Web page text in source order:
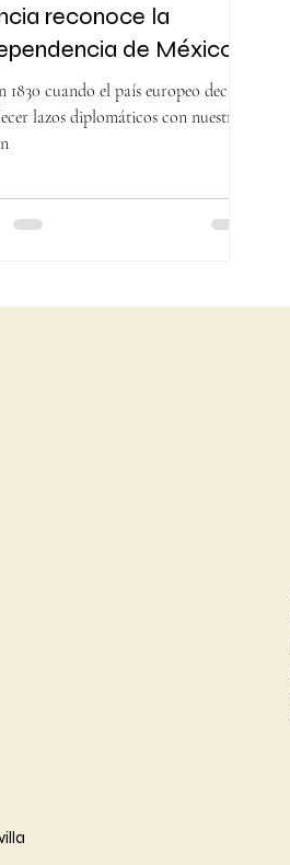
reconoce la
de México
1830 cuando el país europeo decidió
lazos diplomáticos con nuestra